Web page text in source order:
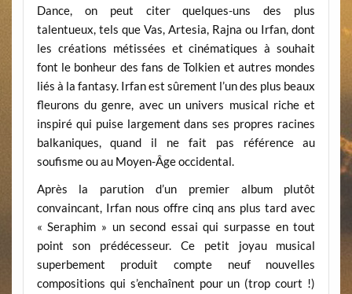
Dance, on peut citer quelques-uns des plus
talentueux, tels que Vas, Artesia, Rajna ou Irfan, dont
les créations métissées et cinématiques à souhait
font le bonheur des fans de Tolkien et autres mondes
liés à la fantasy. Irfan est sûrement l’un des plus beaux
fleurons du genre, avec un univers musical riche et
inspiré qui puise largement dans ses propres racines
balkaniques, quand il ne fait pas référence au
soufisme ou au Moyen-Âge occidental.
Après la parution d’un premier album plutôt
convaincant, Irfan nous offre cinq ans plus tard avec
« Seraphim » un second essai qui surpasse en tout
point son prédécesseur. Ce petit joyau musical
superbement produit compte neuf nouvelles
compositions qui s’enchaînent pour un (trop court !)